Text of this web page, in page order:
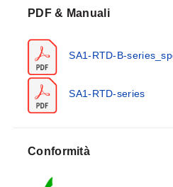
temperatura per misurazioni
PDF & Manuali
SA1-RTD-B-
SA1-RTD-series
Conformità